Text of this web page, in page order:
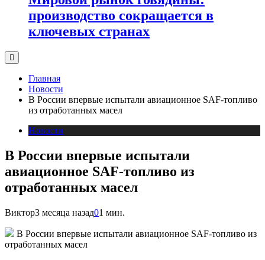
производство сокращается в
ключевых странах
Главная
Новости
В России впервые испытали авиационное SAF-топливо
из отработанных масел
Новости
В России впервые испытали
авиационное SAF-топливо из
отработанных масел
Виктор3 месяца назад01 мин.
В России впервые испытали авиационное SAF-топливо из
отработанных масел